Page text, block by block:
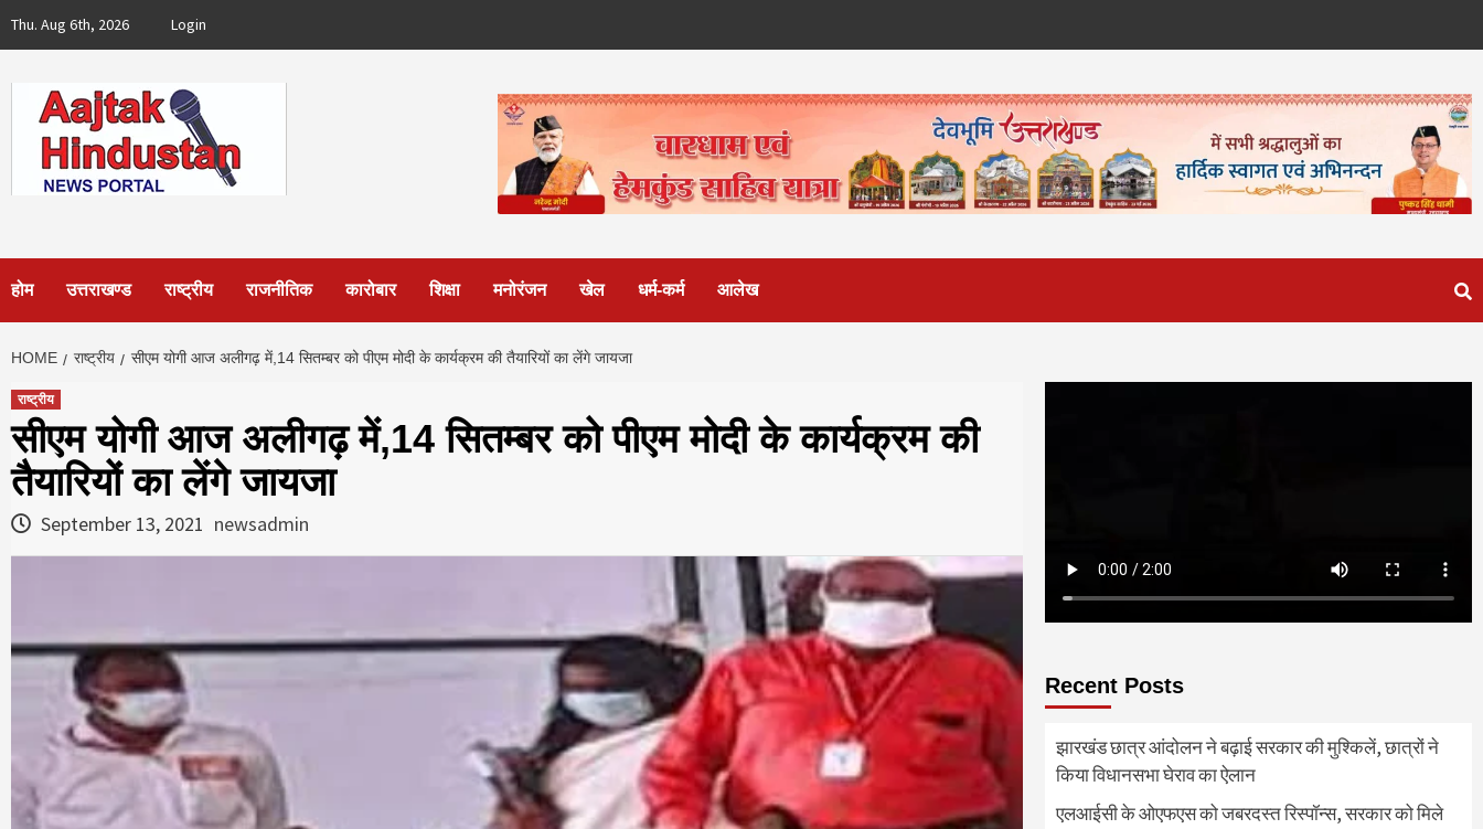
Thu. Aug 6th, 2026 Login
होम उत्तराखण्ड राष्ट्रीय राजनीतिक कारोबार शिक्षा मनोरंजन खेल धर्म-कर्म आलेख
HOME राष्ट्रीय सीएम योगी आज अलीगढ़ में,14 सितम्‍बर को पीएम मोदी के कार्यक्रम की तैयारियों का लेंगे जायजा
राष्ट्रीय
सीएम योगी आज अलीगढ़ में,14 सितम्‍बर को पीएम मोदी के कार्यक्रम की
तैयारियों का लेंगे जायजा
September 13, 2021 newsadmin
Recent Posts
झारखंड छात्र आंदोलन ने बढ़ाई सरकार की मुश्किलें, छात्रों ने
किया विधानसभा घेराव का ऐलान
एलआईसी के ओएफएस को जबरदस्त रिस्पॉन्स, सरकार को मिले